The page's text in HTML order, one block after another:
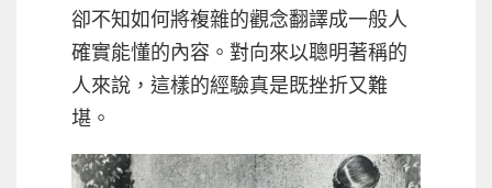
卻不知如何將複雜的觀念翻譯成一般人
確實能懂的內容。對向來以聰明著稱的
人來說，這樣的經驗真是既挫折又難
堪。